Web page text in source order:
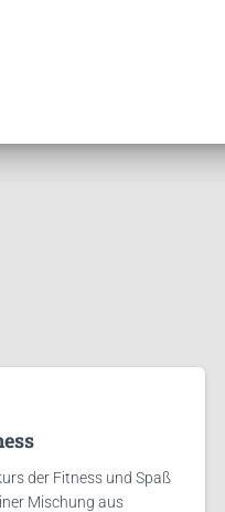
der Fitness und Spaß
Mischung aus